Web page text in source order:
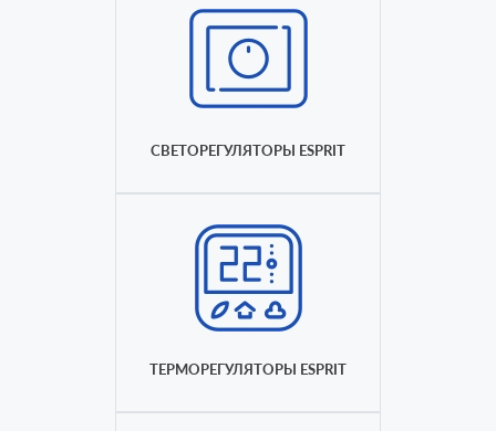
СВЕТОРЕГУЛЯТОРЫ ESPRIT
ТЕРМОРЕГУЛЯТОРЫ ESPRIT